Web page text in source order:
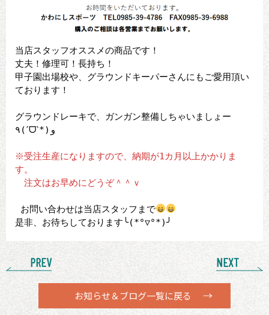
当店スタッフオススメの商品です！
丈夫！修理可！長持ち！
甲子園出場校や、グラウンドキーパーさんにもご愛用頂い
ております！
グラウンドレーキで、ガンガン整備しちゃいましょー
٩(ˊᗜˋ*)و
※受注生産になりますので、納期が1カ月以上かかりま
す。
注文はお早めにどうぞ＾＾ｖ
お問い合わせは当店スタッフまで
是非、お待ちしております╰(*°▽°*)╯
NEXT
PREV
お知らせ＆ブログ一覧に戻る